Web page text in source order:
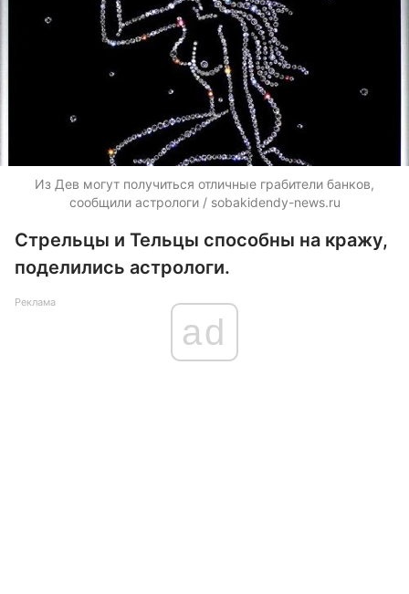
Из Дев могут получиться отличные грабители банков,
сообщили астрологи / sobakidendy-news.ru
Стрельцы и Тельцы способны на кражу,
поделились астрологи.
Реклама
ad